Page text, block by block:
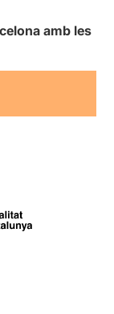
amb les